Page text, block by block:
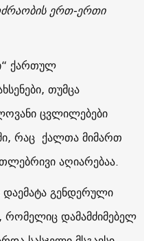
ერთ-ერთი
ქართულ
თუმცა
ცვლილებები
რაც ქალთა მიმართ
აღიარებაა.
გენდერული
რომელიც დამამძიმებელ